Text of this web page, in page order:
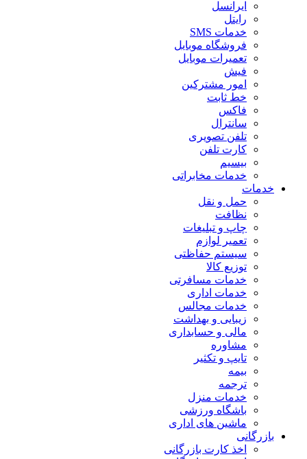
ایرانسل
رایتل
خدمات SMS
فروشگاه موبایل
تعمیرات موبایل
فیش
امور مشترکین
خط ثابت
فاکس
سانترال
تلفن تصویری
کارت تلفن
بیسیم
خدمات مخابراتی
خدمات
حمل و نقل
نظافت
چاپ و تبلیغات
تعمیر لوازم
سیستم حفاظتی
توزیع کالا
خدمات مسافرتی
خدمات اداری
خدمات مجالس
زیبایی و بهداشت
مالی و حسابداری
مشاوره
تایپ و تکثیر
بیمه
ترجمه
خدمات منزل
باشگاه ورزشی
ماشین های اداری
بازرگانی
اخذ کارت بازرگانی